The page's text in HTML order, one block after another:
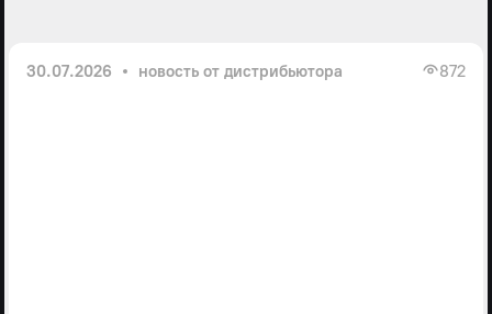
30.07.2026 новость от дистрибьютора 872